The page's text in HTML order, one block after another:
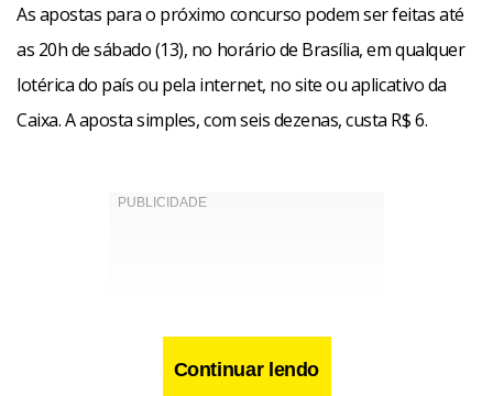
As apostas para o próximo concurso podem ser feitas até
as 20h de sábado (13), no horário de Brasília, em qualquer
lotérica do país ou pela internet, no site ou aplicativo da
Caixa. A aposta simples, com seis dezenas, custa R$ 6.
Continuar lendo